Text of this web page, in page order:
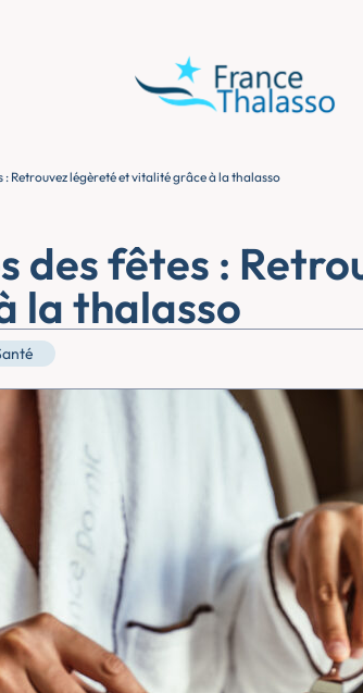
: Retrouvez légèreté et vitalité grâce à la thalasso
des fêtes :
la thalasso